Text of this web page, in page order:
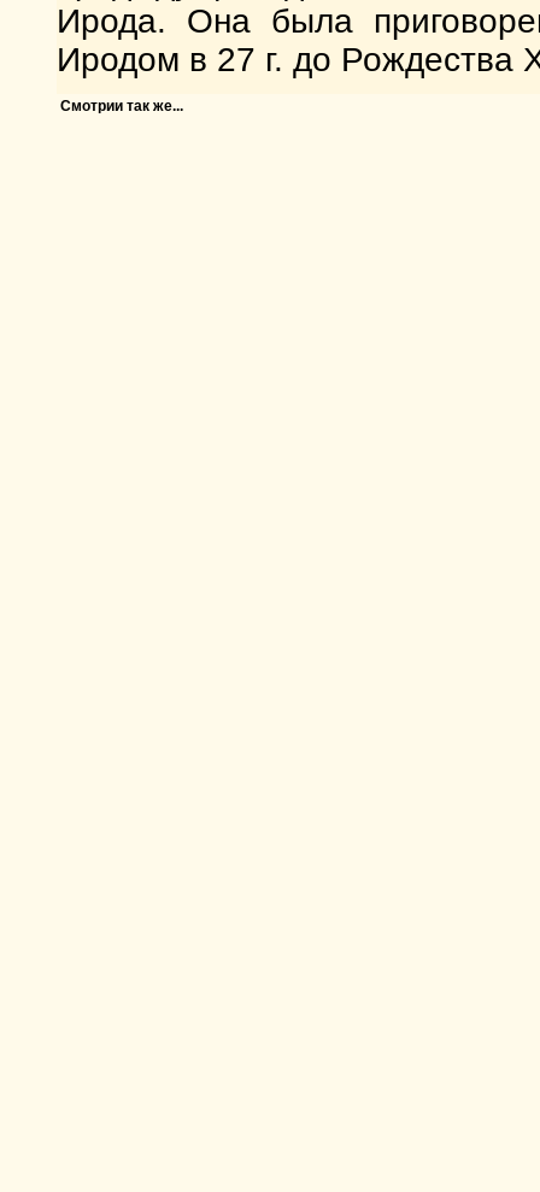
Ирода. Она была
Иродом в 27 г. до Рождества
Смотрии так же...